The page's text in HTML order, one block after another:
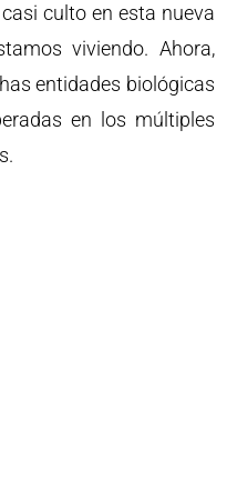
culto en esta nueva
viviendo. Ahora,
entidades biológicas
en los múltiples